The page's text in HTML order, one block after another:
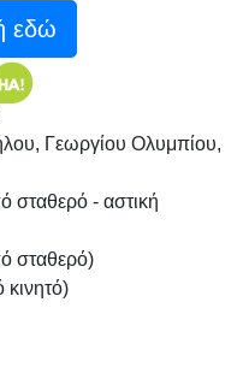
εδώ
Γεωργίου Ολυμπίου,
σταθερό - αστική
σταθερό)
κινητό)